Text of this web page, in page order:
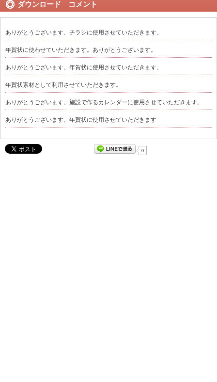
ダウンロード コメント
ありがとうございます。チラシに使用させていただきます。
年賀状に使わせていただきます。ありがとうございます。
ありがとうございます。年賀状に使用させていただきます。
年賀状素材として利用させていただきます。
ありがとうございます。施設で作るカレンダーに使用させていただきます。
ありがとうございます。年賀状に使用させていただきます
0